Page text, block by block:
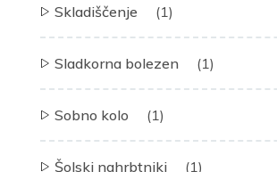
Skladiščenje (1)
Sladkorna bolezen (1)
Sobno kolo (1)
Šolski nahrbtniki (1)